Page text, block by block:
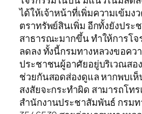
ได้ให้เจ้าหน้าที่เพิ่มความเข้มง
ตราทรัพย์สินเพิ่ม อีกทั้งยังปร
สาธารณะมากขึ้น ทำให้การโ
ลดลง ทั้งนี้กรมทางหลวงขอคว
ประชาชนผู้อาศัยอยู่บริเวณสอ
ช่วยกันสอดส่องดูแล หากพบเ
สงสัยจะกระทำผิด สามารถโท
สำนักงานประชาสัมพันธ์ กรม